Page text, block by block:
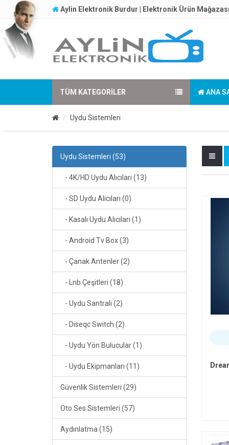
Aylin Elektronik Burdur | Elektronik Ürün
TÜM KATEGORILER ANA
Uydu Sistemleri
Uydu Sistemleri (53)
- 4K/HD Uydu Alıcıları (13)
- SD Uydu Alıcıları (0)
- Kasalı Uydu Alıcıları (1)
- Android Tv Box (3)
- Çanak Antenler (2)
- Lnb Çeşitleri (18)
- Uydu Santrali (2)
- Diseqc Switch (2)
- Uydu Yön Bulucular (1)
- Uydu Ekipmanları (11)
Güvenlik Sistemleri (29)
Oto Ses Sistemleri (57)
Aydınlatma (15)